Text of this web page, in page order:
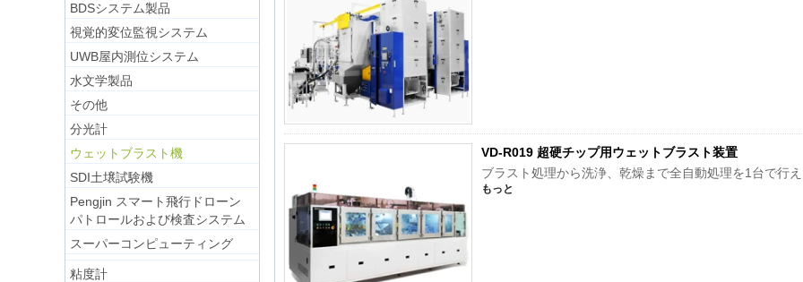
BDSシステム製品
視覚的変位監視システム
UWB屋内測位システム
水文学製品
その他
分光計
ウェットブラスト機
SDI土壌試験機
Pengjin スマート飛行ドローン
パトロールおよび検査システム
スーパーコンピューティング
粘度計
VD-R019 超硬チップ用ウェットブラスト装置
ブラスト処理から洗浄、乾燥まで全自動処理を1台で行
もっと